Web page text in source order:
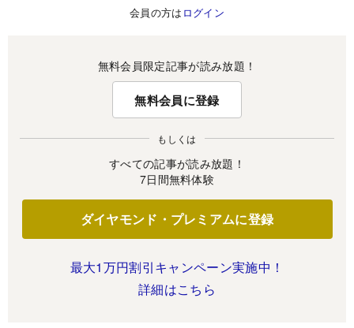
会員の方は ログイン
無料会員限定記事が読み放題！
無料会員に登録
もしくは
すべての記事が読み放題！
7日間無料体験
ダイヤモンド・プレミアムに登録
最大1万円割引キャンペーン実施中！
詳細はこちら